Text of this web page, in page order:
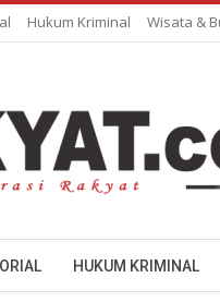
Hukum Kriminal Wisata &
HUKUM KRIMINAL